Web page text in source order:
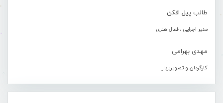
طالب پیل افکن
مدیر اجرایی ، فعال هنری
مهدی بهرامی
کارگردان و تصویربردار